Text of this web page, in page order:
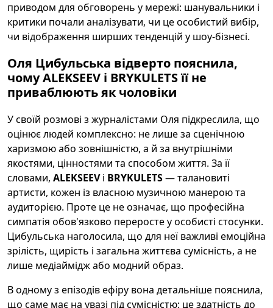
приводом для обговорень у мережі: шанувальники і
критики почали аналізувати, чи це особистий вибір,
чи відображення ширших тенденцій у шоу-бізнесі.
Оля Цибульська відверто пояснила,
чому ALEKSEEV і BRYKULETS її не
приваблюють як чоловіки
У своїй розмові з журналістами Оля підкреслила, що
оцінює людей комплексно: не лише за сценічною
харизмою або зовнішністю, а й за внутрішніми
якостями, цінностями та способом життя. За її
словами, ALEKSEEVі BRYKULETS— талановиті
артисти, кожен із власною музичною манерою та
аудиторією. Проте це не означає, що професійна
симпатія обов'язково переросте у особисті стосунки.
Цибульська наголосила, що для неї важливі емоційна
зрілість, щирість і загальна життєва сумісність, а не
лише медіаймідж або модний образ.
В одному з епізодів ефіру вона детальніше пояснила,
що саме має на увазі під сумісністю: це здатність до